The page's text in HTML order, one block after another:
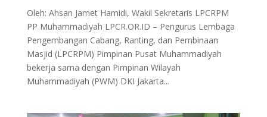
Oleh: Ahsan Jamet Hamidi, Wakil Sekretaris LPCRPM
PP Muhammadiyah LPCR.OR.ID – Pengurus Lembaga
Pengembangan Cabang, Ranting, dan Pembinaan
Masjid (LPCRPM) Pimpinan Pusat Muhammadiyah
bekerja sama dengan Pimpinan Wilayah
Muhammadiyah (PWM) DKI Jakarta...